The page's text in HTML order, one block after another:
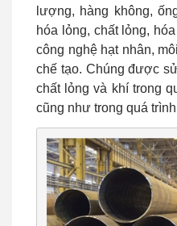
lượng, hàng không,
hóa lỏng, chất lỏng,
công nghệ hạt nhân,
chế tạo. Chúng được
chất lỏng và khí trong
cũng như trong quá